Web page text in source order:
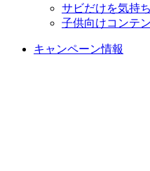
サビだけを気持
子供向けコンテ
キャンペーン情報